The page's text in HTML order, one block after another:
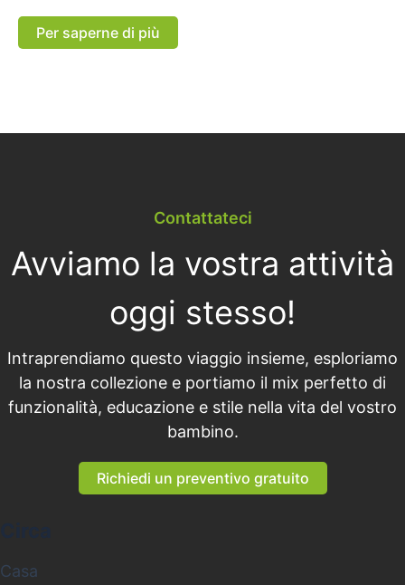
Per saperne di più
Contattateci
Avviamo la vostra attività
oggi stesso!
Intraprendiamo questo viaggio insieme, esploriamo
la nostra collezione e portiamo il mix perfetto di
funzionalità, educazione e stile nella vita del vostro
bambino.
Richiedi un preventivo gratuito
Casa